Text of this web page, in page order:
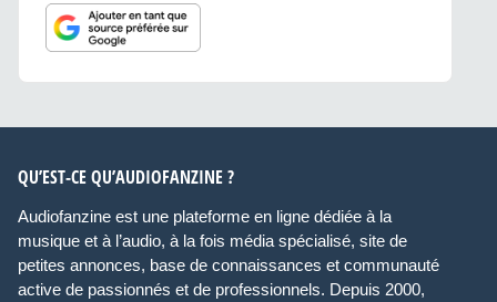
QU’EST-CE QU’AUDIOFANZINE ?
Audiofanzine est une plateforme en ligne dédiée à la
musique et à l’audio, à la fois média spécialisé, site de
petites annonces, base de connaissances et communauté
active de passionnés et de professionnels. Depuis 2000,